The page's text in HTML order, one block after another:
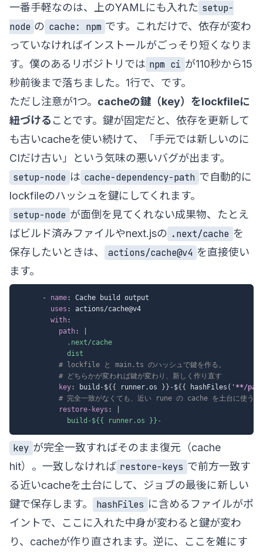
一番手軽なのは、上のYAMLにも入れた setup-
node の cache: npm です。これだけで、依存が変わ
っていなければインストールがごっそり短くなりま
す。僕のあるリポジトリでは npm ci が110秒から15
秒前後まで落ちました。1行で、です。
ただし注意が1つ。 cacheの鍵（key）をlockfileに
紐づける ことです。鍵が固定だと、依存を更新して
も古いcacheを使い続けて、「手元では新しいのに
CIだけ古い」という気味の悪いバグが出ます。
setup-node は cache-dependency-path で自動的に
lockfileのハッシュを鍵にしてくれます。
setup-node が面倒を見てくれない成果物、たとえ
ばビルド済みファイルやnext.jsの .next/cache を
保存したいときは、
actions/cache@v4 を直接使い
ます。
- name:
Cache build output
uses :
actions/cache@v4
with:
path:
            .next/cache
            dist
# lockfile と main.ts のハッシュで鍵を作る。
# どちらかが変われば鍵が変わり、新しく作り直す
key: build -${ { runner.os } } -${ { hashFiles(' **/
# 完全一致がなくても、近い rune の cache を土台に使う
restore-keys :
            build-${{ runner.os }}-
key が完全一致すればそのまま復元（cache
hit）。一致しなければ restore-keys で前方一致す
る近いcacheを土台にして、ジョブの最後に新しい
鍵で保存します。
hashFiles に含めるファイルがポ
イントで、ここに入れた中身が変わると鍵が変わ
り、cacheが作り直されます。逆に、ここを雑にす